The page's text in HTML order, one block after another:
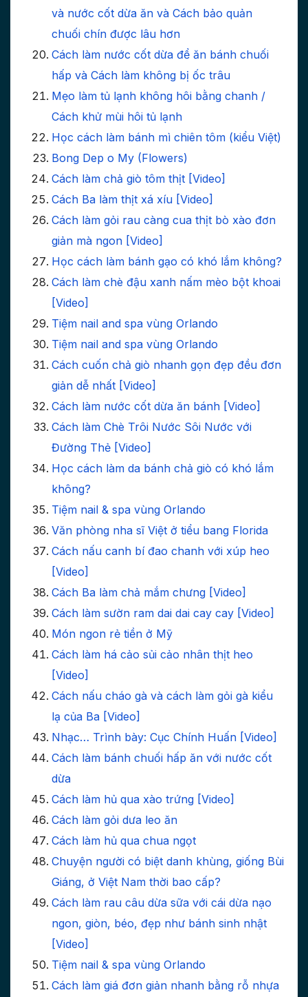
và nước cốt dừa ăn và Cách bảo quản
chuối chín được lâu hơn
Cách làm nước cốt dừa để ăn bánh chuối
hấp và Cách làm không bị ốc trâu
Mẹo làm tủ lạnh không hôi bằng chanh /
Cách khử mùi hôi tủ lạnh
Học cách làm bánh mì chiên tôm (kiểu Việt)
Bong Dep o My (Flowers)
Cách làm chả giò tôm thịt [Video]
Cách Ba làm thịt xá xíu [Video]
Cách làm gỏi rau càng cua thịt bò xào đơn
giản mà ngon [Video]
Học cách làm bánh gạo có khó lắm không?
Cách làm chè đậu xanh nấm mèo bột khoai
[Video]
Tiệm nail and spa vùng Orlando
Tiệm nail and spa vùng Orlando
Cách cuốn chả giò nhanh gọn đẹp đều đơn
giản dễ nhất [Video]
Cách làm nước cốt dừa ăn bánh [Video]
Cách làm Chè Trôi Nước Sôi Nước với
Đường Thẻ [Video]
Học cách làm da bánh chả giò có khó lắm
không?
Tiệm nail & spa vùng Orlando
Văn phòng nha sĩ Việt ở tiểu bang Florida
Cách nấu canh bí đao chanh với xúp heo
[Video]
Cách Ba làm chả mắm chưng [Video]
Cách làm sườn ram dai dai cay cay [Video]
Món ngon rẻ tiền ở Mỹ
Cách làm há cảo sủi cảo nhân thịt heo
[Video]
Cách nấu cháo gà và cách làm gỏi gà kiểu
lạ của Ba [Video]
Nhạc… Trình bày: Cục Chính Huấn [Video]
Cách làm bánh chuối hấp ăn với nước cốt
dừa
Cách làm hủ qua xào trứng [Video]
Cách làm gỏi dưa leo ăn
Cách làm hủ qua chua ngọt
Chuyện người có biệt danh khùng, giống Bùi
Giáng, ở Việt Nam thời bao cấp?
Cách làm rau câu dừa sữa với cái dừa nạo
ngon, giòn, béo, đẹp như bánh sinh nhật
[Video]
Tiệm nail & spa vùng Orlando
Cách làm giá đơn giản nhanh bằng rỗ nhựa